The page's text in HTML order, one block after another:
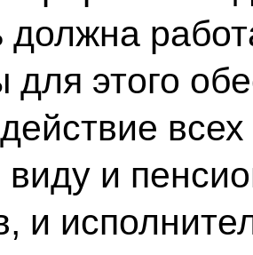
должна
этого
и
и